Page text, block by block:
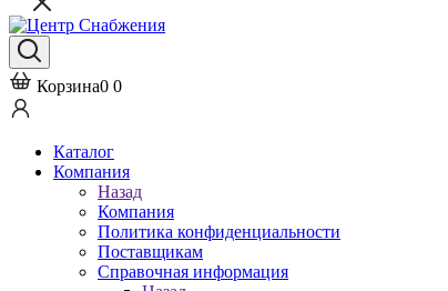
Корзина0 0
Каталог
Компания
Назад
Компания
Политика конфиденциальности
Поставщикам
Справочная информация